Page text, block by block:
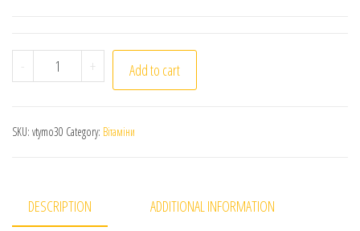
- Vitayami. Вітайамі. Гематини, вітаміни, мінерали.
+ Add to cart
SKU: vtymo30 Category: Вітаміни
DESCRIPTION ADDITIONAL INFORMATION